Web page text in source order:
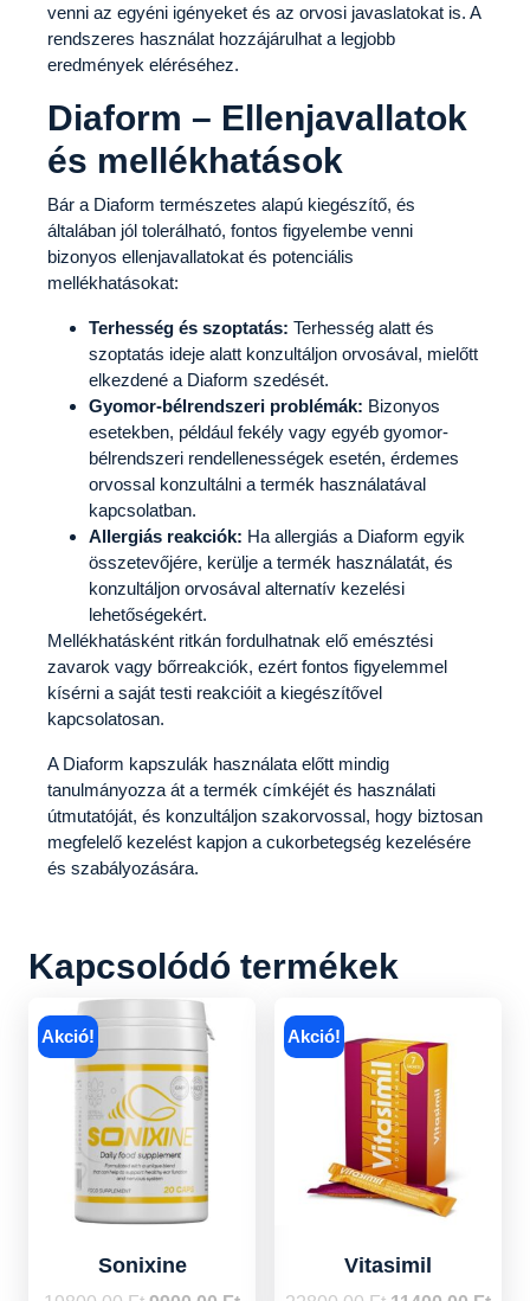
venni az egyéni igényeket és az orvosi javaslatokat is. A
rendszeres használat hozzájárulhat a legjobb
eredmények eléréséhez.
Diaform – Ellenjavallatok
és mellékhatások
Bár a Diaform természetes alapú kiegészítő, és
általában jól tolerálható, fontos figyelembe venni
bizonyos ellenjavallatokat és potenciális
mellékhatásokat:
Terhesség és szoptatás: Terhesség alatt és
szoptatás ideje alatt konzultáljon orvosával, mielőtt
elkezdené a Diaform szedését.
Gyomor-bélrendszeri problémák: Bizonyos
esetekben, például fekély vagy egyéb gyomor-
bélrendszeri rendellenességek esetén, érdemes
orvossal konzultálni a termék használatával
kapcsolatban.
Allergiás reakciók: Ha allergiás a Diaform egyik
összetevőjére, kerülje a termék használatát, és
konzultáljon orvosával alternatív kezelési
lehetőségekért.
Mellékhatásként ritkán fordulhatnak elő emésztési
zavarok vagy bőrreakciók, ezért fontos figyelemmel
kísérni a saját testi reakcióit a kiegészítővel
kapcsolatosan.
A Diaform kapszulák használata előtt mindig
tanulmányozza át a termék címkéjét és használati
útmutatóját, és konzultáljon szakorvossal, hogy biztosan
megfelelő kezelést kapjon a cukorbetegség kezelésére
és szabályozására.
Kapcsolódó termékek
Akció!
Sonixine
Akció!
Vitasimil